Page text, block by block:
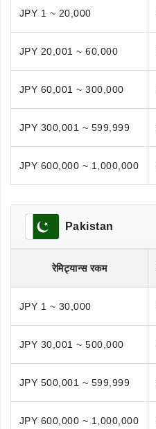
JPY 1 ~ 20,000
JPY 20,001 ~ 60,000
JPY 60,001 ~ 300,000
JPY 300,001 ~ 599,999
JPY 600,000 ~ 1,000,000
Pakistan
रेमिट्यान्स रकम
JPY 1 ~ 30,000
JPY 30,001 ~ 500,000
JPY 500,001 ~ 599,999
JPY 600,000 ~ 1,000,000